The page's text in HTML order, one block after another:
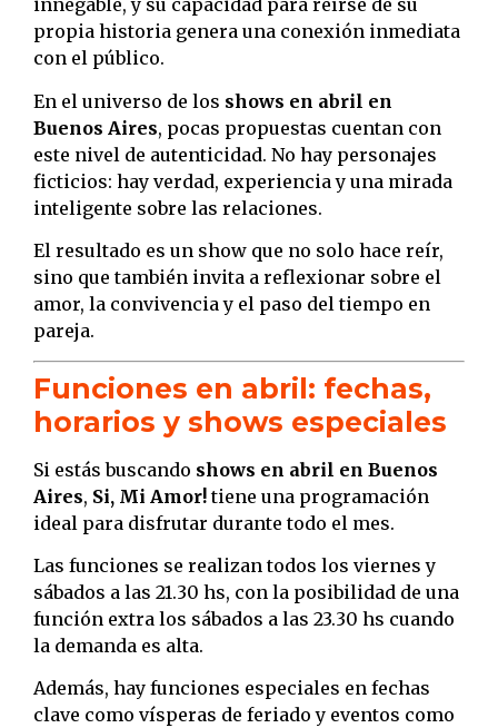
innegable, y su capacidad para reírse de su
propia historia genera una conexión inmediata
con el público.
En el universo de los shows en abril en
Buenos Aires, pocas propuestas cuentan con
este nivel de autenticidad. No hay personajes
ficticios: hay verdad, experiencia y una mirada
inteligente sobre las relaciones.
El resultado es un show que no solo hace reír,
sino que también invita a reflexionar sobre el
amor, la convivencia y el paso del tiempo en
pareja.
Funciones en abril: fechas,
horarios y shows especiales
Si estás buscando shows en abril en Buenos
Aires, Si, Mi Amor!tiene una programación
ideal para disfrutar durante todo el mes.
Las funciones se realizan todos los viernes y
sábados a las 21.30 hs, con la posibilidad de una
función extra los sábados a las 23.30 hs cuando
la demanda es alta.
Además, hay funciones especiales en fechas
clave como vísperas de feriado y eventos como